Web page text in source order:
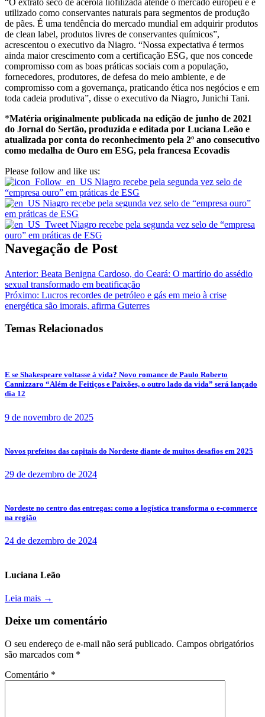
utilizado como conservantes naturais para segmentos de produção
de pães. É uma tendência do mercado mundial em adquirir produtos
de clean label, produtos livres de conservantes químicos”,
acrescentou o executivo da Niagro. “Nossa expectativa é termos
ainda maior crescimento com a certificação ESG, que nos concede
compromisso com as boas práticas sociais com a população,
fornecedores, produtores, de defesa do meio ambiente, e de
compromisso com a governança, praticando ética nos negócios e em
toda cadeia produtiva”, disse o executivo da Niagro, Junichi Tani.
*Matéria originalmente publicada na edição de junho de 2021
do Jornal do Sertão, produzida e editada por Luciana Leão e
atualizada por conta do reconhecimento pela 2º ano consecutivo
como medalha de Ouro em ESG, pela francesa Ecovadis
Please follow and like us:
Navegação de Post
Anterior: Beata Benigna Cardoso, do Ceará: O martírio do assédio
sexual transformado em beatificação
Próximo: Lucros recordes de petróleo e gás em meio à crise
energética são imorais, afirma Guterres
Temas Relacionados
E se Shakespeare voltasse à vida? Novo romance de Paulo Roberto
Cannizzaro “Além de Feitiços e Paixões, o outro lado da vida” será lançado
dia 12
9 de novembro de 2025
Novos prefeitos das capitais do Nordeste diante de muitos desafios em 2025
29 de dezembro de 2024
Nordeste no centro das entregas: como a logística transforma o e-commerce
na região
24 de dezembro de 2024
Luciana Leão
Leia mais →
Deixe um comentário
O seu endereço de e-mail não será publicado. Campos obrigatórios
são marcados com *
Comentário *